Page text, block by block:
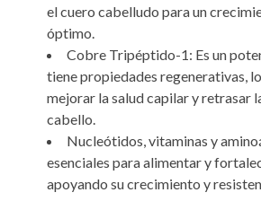
el cuero cabelludo para un
óptimo.
Cobre Tripéptido-1: Es un
tiene propiedades regenerativas,
mejorar la salud capilar y retrasar
cabello.
Nucleótidos, vitaminas y
esenciales para alimentar y
apoyando su crecimiento y